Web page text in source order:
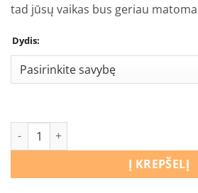
tad jūsų vaikas bus geriau
Dydis:
produkto kiekis: Šalmukas Šunyčiai
Į KREPŠELĮ